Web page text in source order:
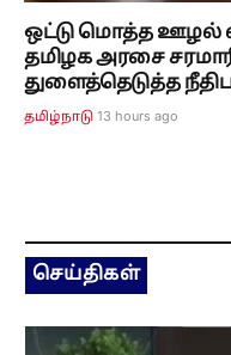
ஒட்டு மொத்த ஊழல்
தமிழக அரசை
துளைத்தெடுத்த
தமிழ்நாடு 13 hours ago
செய்திகள்